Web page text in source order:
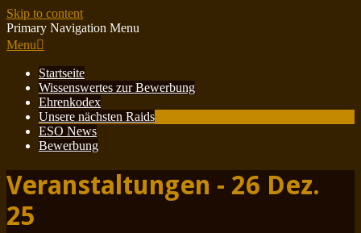
Skip to content
Primary Navigation Menu
Menu
Startseite
Wissenswertes zur Bewerbung
Ehrenkodex
Unsere nächsten Raids
ESO News
Bewerbung
Veranstaltungen - 26 Dez.
25